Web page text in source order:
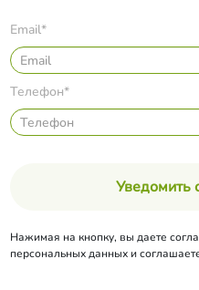
Email*
Телефон*
Уведомить
Нажимая на кнопку, вы даете
персональных данных и